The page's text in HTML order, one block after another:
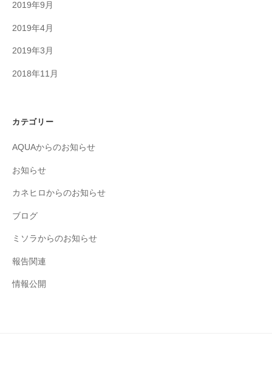
2019年9月
2019年4月
2019年3月
2018年11月
カテゴリー
AQUAからのお知らせ
お知らせ
カネヒロからのお知らせ
ブログ
ミソラからのお知らせ
報告関連
情報公開